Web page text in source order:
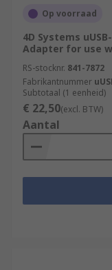
Op voorraad
4D Systems
Adapter for use
RS-stocknr. 841-7872
Fabrikantnummer
Subtotaal (1 eenheid)
€ 22,50(excl. BTW)
Aantal